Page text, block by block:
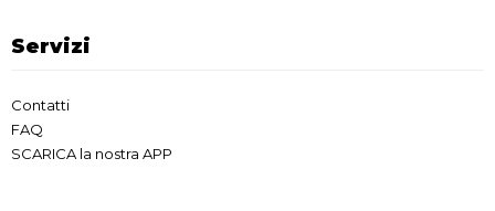
Servizi
Contatti
FAQ
SCARICA la nostra APP